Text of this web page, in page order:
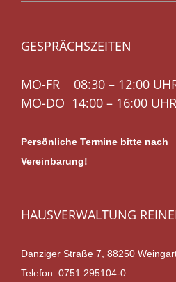
GESPRÄCHSZEITEN
MO-FR 08:30 – 12:00
MO-DO 14:00 – 16:00 UHR
Persönliche Termine bitte nach
Vereinbarung!
HAUSVERWALTUNG
Danziger Straße 7, 88250
Telefon: 0751 295104-0